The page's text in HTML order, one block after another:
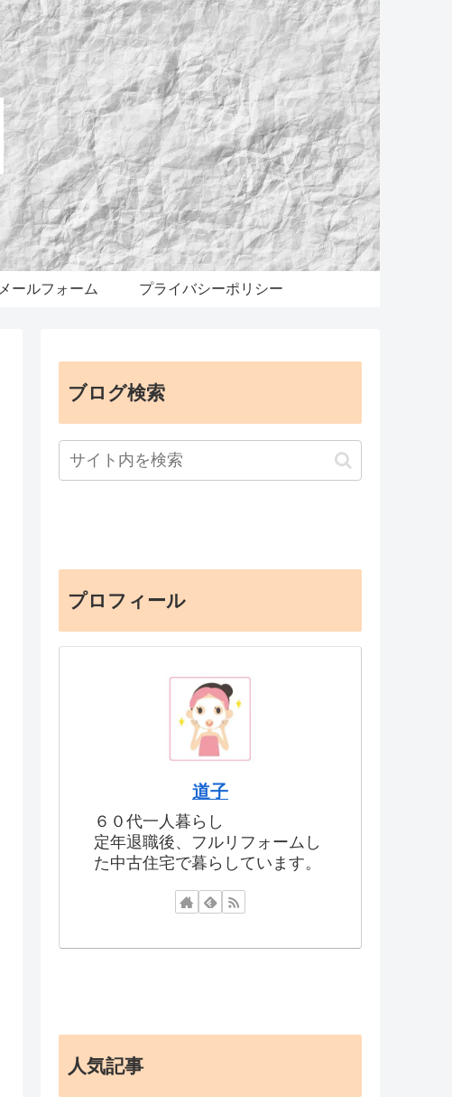
メールフォーム プライバシーポリシー
ブログ検索
プロフィール
道子
６０代一人暮らし
定年退職後、フルリフォームし
た中古住宅で暮らしています。
人気記事